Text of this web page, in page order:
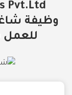
وظيفة
للعمل